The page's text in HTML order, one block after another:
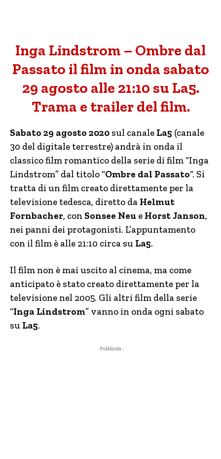
Inga Lindstrom – Ombre dal
Passato il film in onda sabato
29 agosto alle 21:10 su La5.
Trama e trailer del film.
Sabato 29 agosto 2020 sul canale La5 (canale
30 del digitale terrestre) andrà in onda il
classico film romantico della serie di film “Inga
Lindstrom” dal titolo “Ombre dal Passato“. Si
tratta di un film creato direttamente per la
televisione tedesca, diretto da Helmut
Fornbacher, con Sonsee Neu e Horst Janson,
nei panni dei protagonisti. L’appuntamento
con il film è alle 21:10 circa su La5.
Il film non è mai uscito al cinema, ma come
anticipato è stato creato direttamente per la
televisione nel 2005. Gli altri film della serie
“Inga Lindstrom” vanno in onda ogni sabato
su La5.
- Pubblicità -